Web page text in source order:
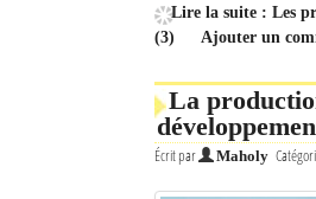
L'actualité du tourisme
Lire la suite : Les
(3)
Ajouter un
La
Écrit par Maholy